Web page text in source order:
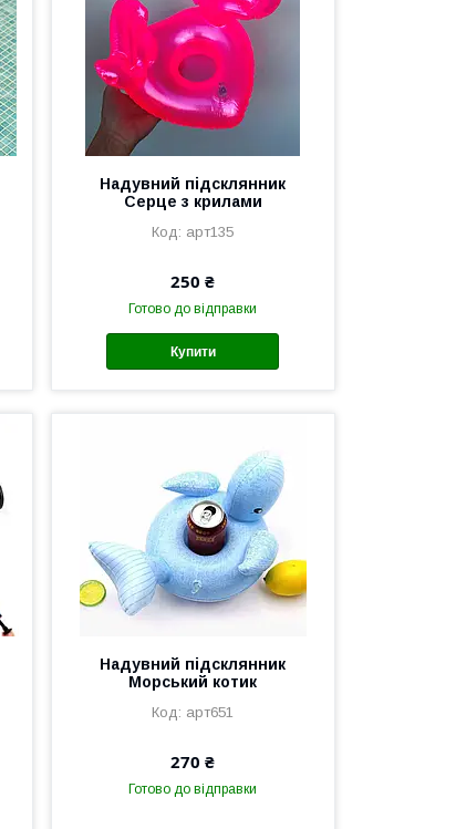
Надувний підсклянник
Серце з крилами
арт135
250 ₴
Готово до відправки
Купити
Надувний підсклянник
Морський котик
арт651
270 ₴
Готово до відправки